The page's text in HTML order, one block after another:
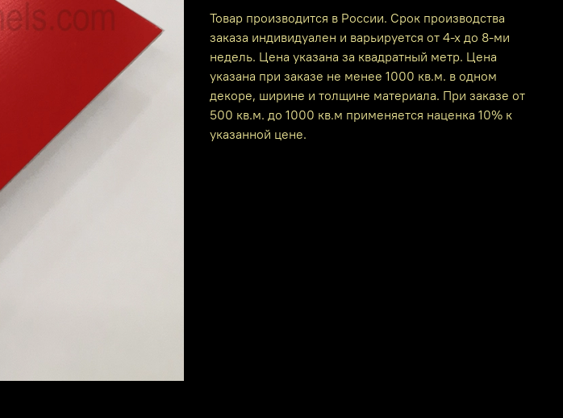
Товар производится в России. Срок производства
заказа индивидуален и варьируется от 4-х до 8-ми
недель. Цена указана за квадратный метр. Цена
указана при заказе не менее 1000 кв.м. в одном
декоре, ширине и толщине материала. При заказе от
500 кв.м. до 1000 кв.м применяется наценка 10% к
указанной цене.